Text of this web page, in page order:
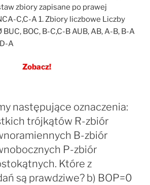
zbiory zapisane po prawej
C,C-A 1. Zbiory liczbowe Liczby
BOC, B-C,C-B AUB, AB, A-B, B-A
A
Zobacz!
następujące oznaczenia:
trójkątów R-zbiór
B-zbiór
P-zbiór
Które z
są prawdziwe? b) BOP=0